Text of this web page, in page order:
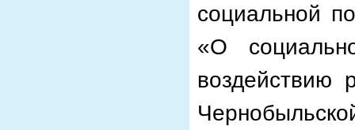
социальной
«О
воздействию